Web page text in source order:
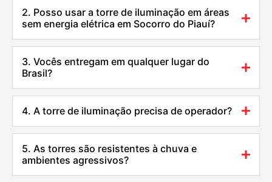
2. Posso usar a torre de iluminação em áreas
sem energia elétrica em Socorro do Piauí?
3. Vocês entregam em qualquer lugar do
Brasil?
4. A torre de iluminação precisa de operador?
5. As torres são resistentes à chuva e
ambientes agressivos?